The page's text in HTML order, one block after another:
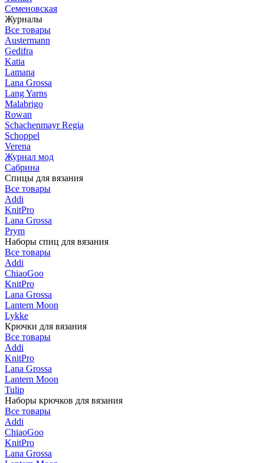
Семеновская
Журналы
Все товары
Austermann
Gedifra
Katia
Lamana
Lana Grossa
Lang Yarns
Malabrigo
Rowan
Schachenmayr Regia
Schoppel
Verena
Журнал мод
Сабрина
Спицы для вязания
Все товары
Addi
KnitPro
Lana Grossa
Prym
Наборы спиц для вязания
Все товары
Addi
ChiaoGoo
KnitPro
Lana Grossa
Lantern Moon
Lykke
Крючки для вязания
Все товары
Addi
KnitPro
Lana Grossa
Lantern Moon
Tulip
Наборы крючков для вязания
Все товары
Addi
ChiaoGoo
KnitPro
Lana Grossa